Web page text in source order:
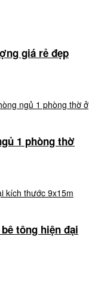
giá rẻ đẹp
1 phòng thờ
tông hiện đại